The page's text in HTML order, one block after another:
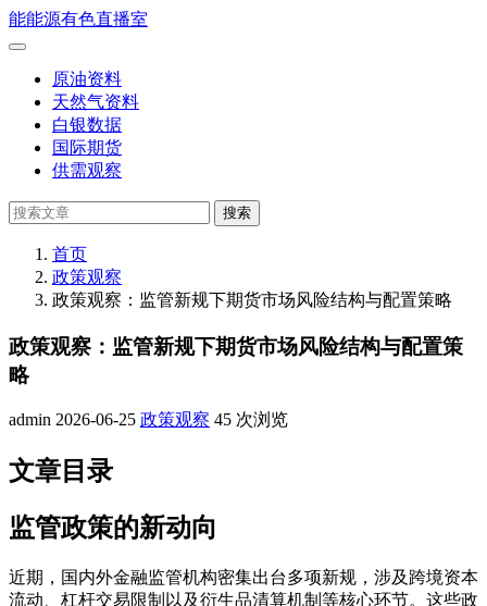
跳
到
能能源有色直播室
打
原油资料
天然气资料
白银数据
国际期货
供需观察
搜
搜索
首页
政策观察
政策观察：监管新规下期货市场风险结构与配置策略
政策观察：监管新规下期货市场风险结构与配置策
略
admin 2026-06-25 政策观察 45 次浏览
文章目录
监管政策的新动向
近期，国内外金融监管机构密集出台多项新规，涉及跨境资本
流动、杠杆交易限制以及衍生品清算机制等核心环节。这些政